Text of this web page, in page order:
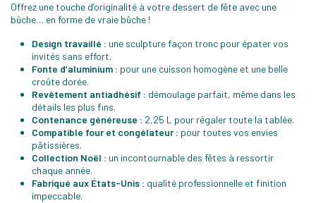
Offrez une touche d’originalité à votre dessert de fête avec une
bûche… en forme de vraie bûche !
Design travaillé : une sculpture façon tronc pour épater vos
invités sans effort.
Fonte d’aluminium : pour une cuisson homogène et une belle
croûte dorée.
Revêtement antiadhésif : démoulage parfait, même dans les
détails les plus fins.
Contenance généreuse : 2,25 L pour régaler toute la tablée.
Compatible four et congélateur : pour toutes vos envies
pâtissières.
Collection Noël : un incontournable des fêtes à ressortir
chaque année.
Fabriqué aux États-Unis : qualité professionnelle et finition
impeccable.